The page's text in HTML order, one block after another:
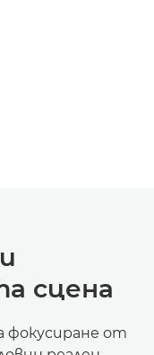
сцена
фокусиране от